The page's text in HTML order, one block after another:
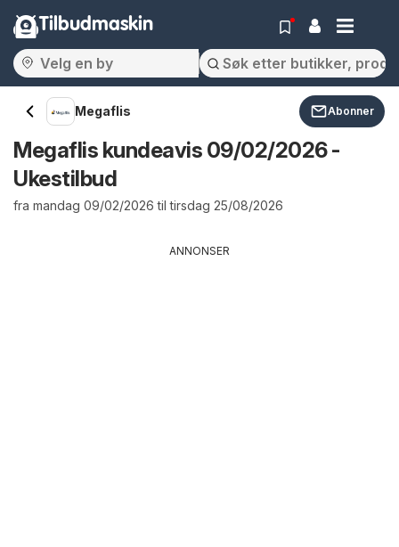
Tilbudmaskin
Megaflis Abonner
Megaflis kundeavis 09/02/2026 -
Ukestilbud
fra mandag 09/02/2026 til tirsdag 25/08/2026
ANNONSER